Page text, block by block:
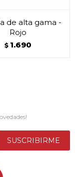
de alta gama -
Rojo
$ 1.690
SUSCRIBIRME